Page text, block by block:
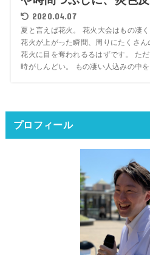
2020.04.07
夏と言えば花火。 花火大会はもの凄
花火が上がった瞬間、周りにたくさん
花火に目を奪われるるはずです。 た
時がしんどい。 もの凄い人込みの中を
プロフィール